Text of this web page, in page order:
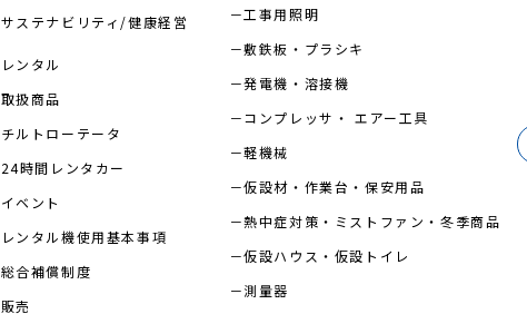
サステナビリティ/健康経営
レンタル
取扱商品
チルトローテータ
24時間レンタカー
イベント
レンタル機使用基本事項
総合補償制度
販売
工事用照明
敷鉄板・プラシキ
発電機・溶接機
コンプレッサ・ エアー工具
軽機械
仮設材・作業台・保安用品
熱中症対策・ミストファン・冬季商品
仮設ハウス・仮設トイレ
測量器